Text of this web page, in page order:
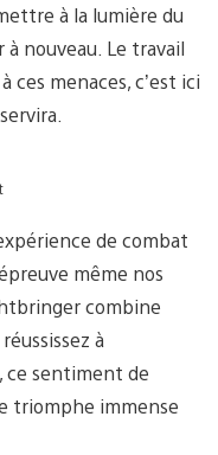
à la lumière du
nouveau. Le travail
ces menaces, c’est ici
de combat
même nos
combine
à
ce sentiment de
triomphe immense